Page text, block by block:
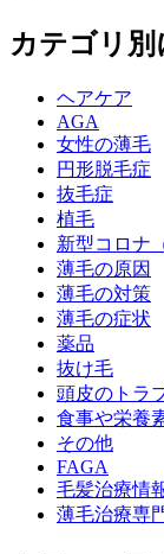
カテゴリ別
ヘアケア
AGA
女性の薄毛
円形脱毛症
抜毛症
植毛
新型コロナ
薄毛の原因
薄毛の対策
薄毛の症状
薬品
抜け毛
頭皮のトラ
食事や栄養
その他
FAGA
毛髪治療情
薄毛治療専